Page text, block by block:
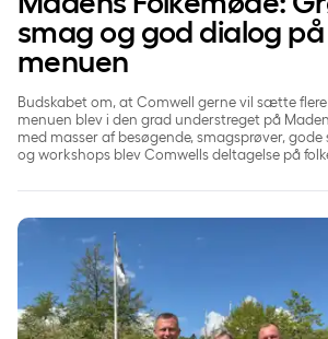
smag og god dialog på
menuen
Budskabet om, at Comwell gerne vil sætte
menuen blev i den grad understreget på
med masser af besøgende, smagsprøver,
og workshops blev Comwells deltagelse på
Comwell ansætter ny direktør til